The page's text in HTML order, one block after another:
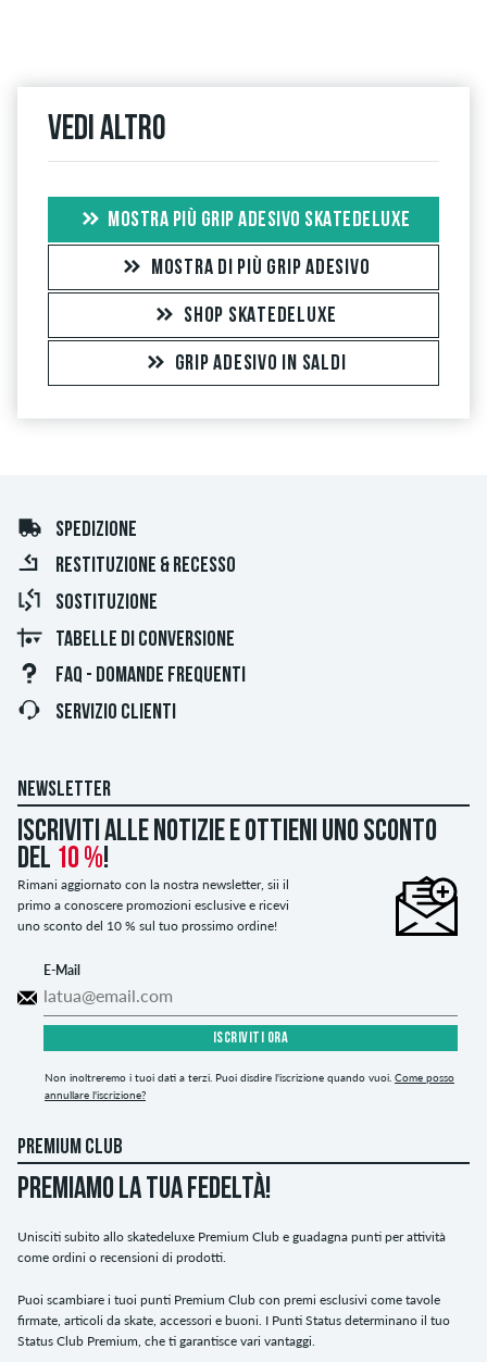
Vedi altro
MOSTRA PIÙ GRIP ADESIVO SKATEDELUXE
MOSTRA DI PIÙ GRIP ADESIVO
SHOP SKATEDELUXE
GRIP ADESIVO IN SALDI
SPEDIZIONE
RESTITUZIONE & RECESSO
SOSTITUZIONE
TABELLE DI CONVERSIONE
FAQ - DOMANDE FREQUENTI
SERVIZIO CLIENTI
NEWSLETTER
Iscriviti alle notizie e ottieni uno sconto
del 10 %!
Rimani aggiornato con la nostra newsletter, sii il
primo a conoscere promozioni esclusive e ricevi
uno sconto del 10 % sul tuo prossimo ordine!
E-Mail
ISCRIVITI ORA
Non inoltreremo i tuoi dati a terzi. Puoi disdire l'iscrizione quando vuoi. Come posso
annullare l'iscrizione?
PREMIUM CLUB
PREMIAMO LA TUA FEDELTÀ!
Unisciti subito allo skatedeluxe Premium Club e guadagna punti per attività
come ordini o recensioni di prodotti.
Puoi scambiare i tuoi punti Premium Club con premi esclusivi come tavole
firmate, articoli da skate, accessori e buoni. I Punti Status determinano il tuo
Status Club Premium, che ti garantisce vari vantaggi.